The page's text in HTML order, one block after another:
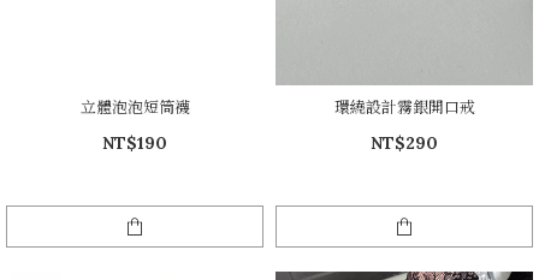
立體泡泡短筒襪
NT$190
環繞設計霧銀開口戒
NT$290